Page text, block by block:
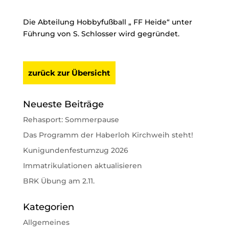
Die Abteilung Hobbyfußball „ FF Heide“ unter
Führung von S. Schlosser wird gegründet.
zurück zur Übersicht
Neueste Beiträge
Rehasport: Sommerpause
Das Programm der Haberloh Kirchweih steht!
Kunigundenfestumzug 2026
Immatrikulationen aktualisieren
BRK Übung am 2.11.
Kategorien
Allgemeines